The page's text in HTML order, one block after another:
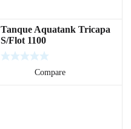
Tanque Aquatank Tricapa
S/Flot 1100
Compare